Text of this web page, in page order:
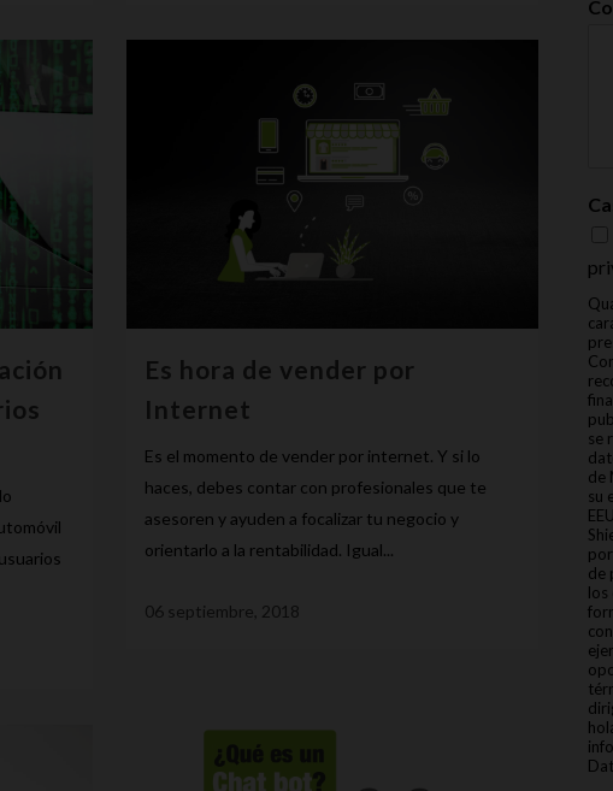
Es hora de vender por
Internet
Es el momento de vender por internet. Y si lo
haces, debes contar con profesionales que te
asesoren y ayuden a focalizar tu negocio y
orientarlo a la rentabilidad. Igual...
06 septiembre, 2018
se
de
su
de
los